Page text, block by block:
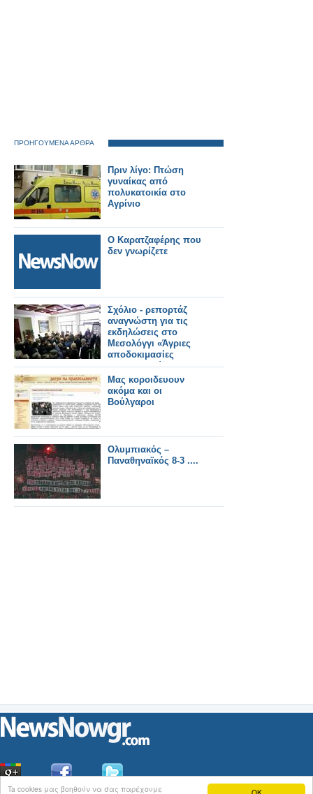
Ta cookies μας βοηθούν να σας παρέχουμε
ΠΡΟΗΓΟΥΜΕΝΑ ΑΡΘΡΑ
Πριν λίγο: Πτώση
γυναίκας από
πολυκατοικία στο
Αγρίνιο
Ο Καρατζαφέρης που
δεν γνωρίζετε
Σχόλιο - ρεπορτάζ
αναγνώστη για τις
εκδηλώσεις στο
Μεσολόγγι «Άγριες
αποδοκιμασίες
κυβερνητικών
στελεχών»
Μας κοροιδευουν
ακόμα και οι
Βούλγαροι
Ολυμπιακός –
Παναθηναϊκός 8-3 ....